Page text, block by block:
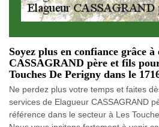
Soyez plus en confiance grâce
CASSAGRAND père et fils
Touches De Perigny dans le
Ne perdez plus votre temps et faites
services de Elagueur CASSAGRAND
référence dans le secteur à Les